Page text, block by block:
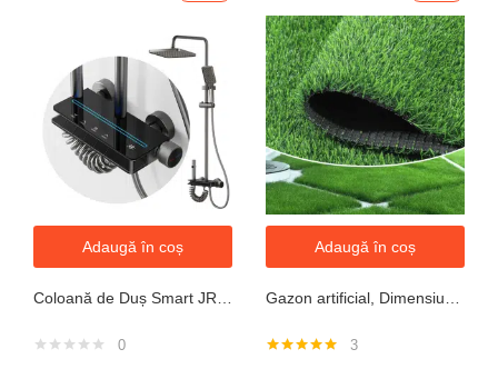
Adaugă în coș
0
Adaugă în coș
3